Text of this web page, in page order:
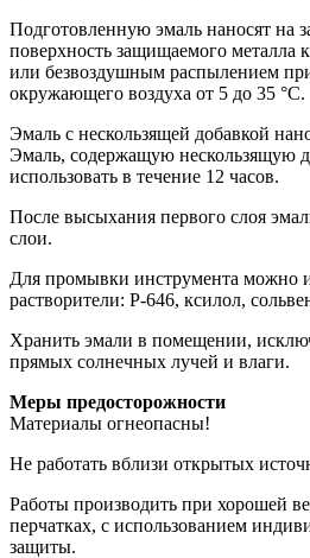
Подготовленную эмаль наносят на
поверхность защищаемого металла
или безвоздушным распылением
окружающего воздуха от 5 до 35 °С.
Эмаль с нескользящей добавкой
Эмаль, содержащую нескользящую
использовать в течение 12 часов.
После высыхания первого слоя
слои.
Для промывки инструмента можно
растворители: Р-646, ксилол,
Хранить эмали в помещении,
прямых солнечных лучей и влаги.
Меры предосторожности
Материалы огнеопасны!
Не работать вблизи открытых
Работы производить при хорошей
перчатках, с использованием
защиты.